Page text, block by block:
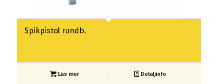
Spikpistol rundb.
Läs mer Detaljinfo